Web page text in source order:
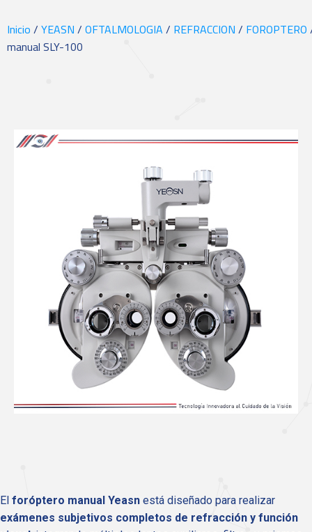
Inicio/YEASN/OFTALMOLOGIA/ REFRACCION/ FOROPTERO
manual SLY-100
El foróptero manual Yeasn está diseñado para realizar
exámenes subjetivos completos de refracción y función